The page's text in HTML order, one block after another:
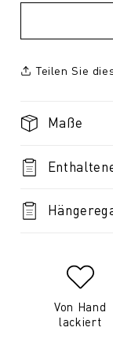
Teilen Sie
Maße
Von Hand
lackiert